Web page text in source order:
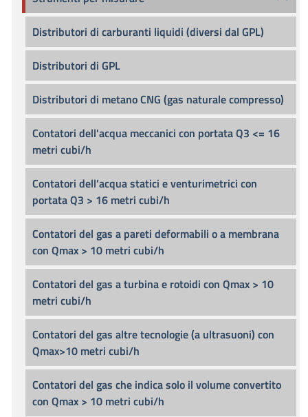
Distributori di carburanti liquidi (diversi dal GPL)
Distributori di GPL
Distributori di metano CNG (gas naturale compresso)
Contatori dell'acqua meccanici con portata Q3 <= 16
metri cubi/h
Contatori dell’acqua statici e venturimetrici con
portata Q3 > 16 metri cubi/h
Contatori del gas a pareti deformabili o a membrana
con Qmax > 10 metri cubi/h
Contatori del gas a turbina e rotoidi con Qmax > 10
metri cubi/h
Contatori del gas altre tecnologie (a ultrasuoni) con
Qmax>10 metri cubi/h
Contatori del gas che indica solo il volume convertito
con Qmax > 10 metri cubi/h